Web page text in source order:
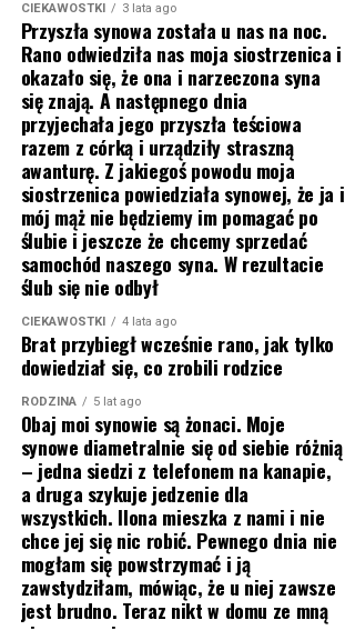
CIEKAWOSTKI 3 lata ago
Przyszła synowa została u nas na noc.
Rano odwiedziła nas moja siostrzenica i
okazało się, że ona i narzeczona syna
się znają. A następnego dnia
przyjechała jego przyszła teściowa
razem z córką i urządziły straszną
awanturę. Z jakiegoś powodu moja
siostrzenica powiedziała synowej, że ja i
mój mąż nie będziemy im pomagać po
ślubie i jeszcze że chcemy sprzedać
samochód naszego syna. W rezultacie
ślub się nie odbył
CIEKAWOSTKI 4 lata ago
Brat przybiegł wcześnie rano, jak tylko
dowiedział się, co zrobili rodzice
RODZINA 5 lat ago
Obaj moi synowie są żonaci. Moje
synowe diametralnie się od siebie różnią
– jedna siedzi z telefonem na kanapie,
a druga szykuje jedzenie dla
wszystkich. Ilona mieszka z nami i nie
chce jej się nic robić. Pewnego dnia nie
mogłam się powstrzymać i ją
zawstydziłam, mówiąc, że u niej zawsze
jest brudno. Teraz nikt w domu ze mną